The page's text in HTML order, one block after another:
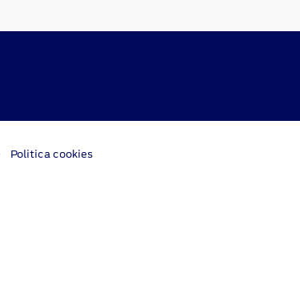
Politica cookies